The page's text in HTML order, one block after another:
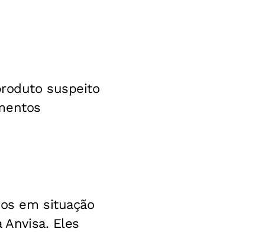
suspeito
em situação
Eles